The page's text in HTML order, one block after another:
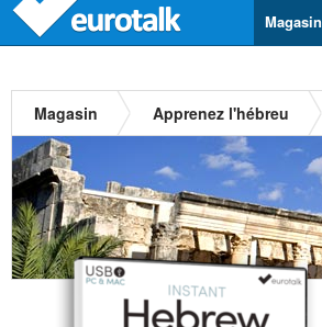
Magasin
Magasin Apprenez l'hébreu